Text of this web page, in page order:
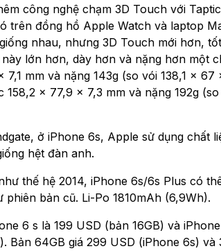
công nghệ chạm 3D Touch với
trên đồng hồ Apple Watch và laptop
nhau, nhưng 3D Touch mới hơn,
lớn hơn, dày hơn và nặng hơn một
mm và nặng 143g (so vói 138,1 x
x 77,9 x 7,3 mm và nặng 192g
ở iPhone 6s, Apple sử dụng chất
hệt đàn anh.
thế hệ 2014, iPhone 6s/6s Plus có
bản cũ. Li-Po 1810mAh (6,9Wh).
6 s là 199 USD (bản 16GB) và
Bản 64GB giá 299 USD (iPhone 6s) và